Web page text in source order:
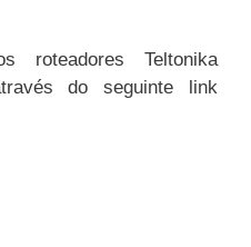
roteadores Teltonika
do seguinte link